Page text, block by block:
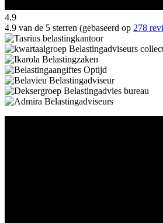
4.9
4.9 van de 5 sterren (gebaseerd op 278